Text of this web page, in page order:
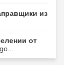
из
от